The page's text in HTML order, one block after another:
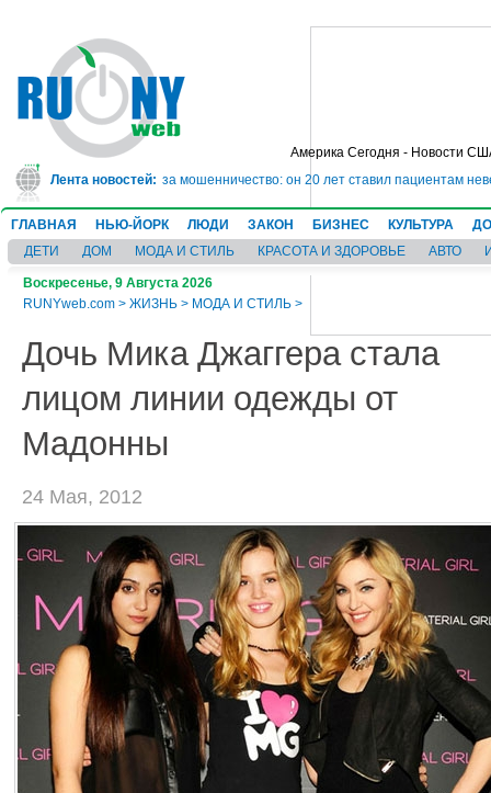
Америка Сегодня - Новости
Лента новостей:
в тюрьму на 10 лет за мошенничество: он 20 лет ставил пациентам
ГЛАВНАЯ НЬЮ-ЙОРК ЛЮДИ ЗАКОН БИЗНЕС КУЛЬТУРА
ДЕТИ
ДОМ МОДА И СТИЛЬ КРАСОТА И ЗДОРОВЬЕ АВТО
Воскресенье, 9 Августа 2026
RUNYweb.com > ЖИЗНЬ > МОДА И СТИЛЬ >
Дочь Мика Джаггера стала
лицом линии одежды от
Мадонны
24 Мая, 2012